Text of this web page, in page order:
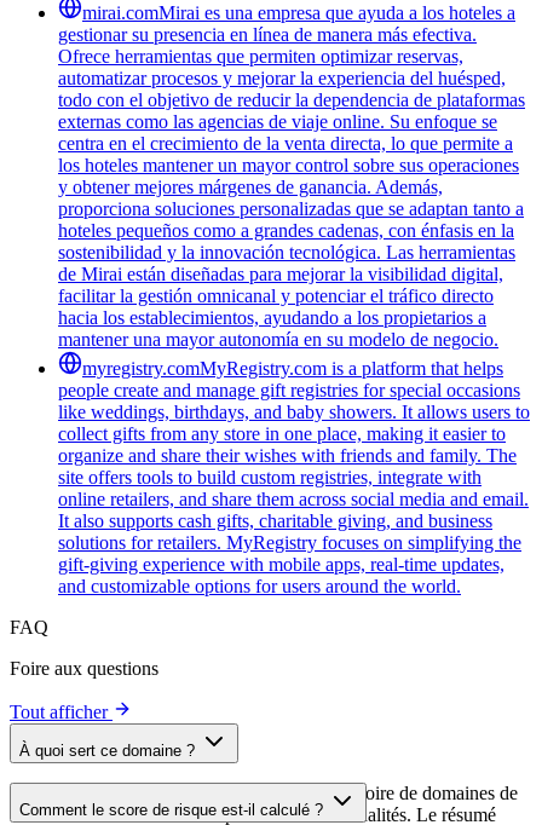
mirai.comMirai es una empresa que ayuda a los hoteles a
gestionar su presencia en línea de manera más efectiva.
Ofrece herramientas que permiten optimizar reservas,
automatizar procesos y mejorar la experiencia del huésped,
todo con el objetivo de reducir la dependencia de plataformas
externas como las agencias de viaje online. Su enfoque se
centra en el crecimiento de la venta directa, lo que permite a
los hoteles mantener un mayor control sobre sus operaciones
y obtener mejores márgenes de ganancia. Además,
proporciona soluciones personalizadas que se adaptan tanto a
hoteles pequeños como a grandes cadenas, con énfasis en la
sostenibilidad y la innovación tecnológica. Las herramientas
de Mirai están diseñadas para mejorar la visibilidad digital,
facilitar la gestión omnicanal y potenciar el tráfico directo
hacia los establecimientos, ayudando a los propietarios a
mantener una mayor autonomía en su modelo de negocio.
myregistry.comMyRegistry.com is a platform that helps
people create and manage gift registries for special occasions
like weddings, birthdays, and baby showers. It allows users to
collect gifts from any store in one place, making it easier to
organize and share their wishes with friends and family. The
site offers tools to build custom registries, integrate with
online retailers, and share them across social media and email.
It also supports cash gifts, charitable giving, and business
solutions for retailers. MyRegistry focuses on simplifying the
gift-giving experience with mobile apps, real-time updates,
and customizable options for users around the world.
FAQ
Foire aux questions
Tout afficher
À quoi sert ce domaine ?
Ce domaine est analysé dans le cadre du répertoire de domaines de
cside afin d'identifier les scripts tiers et leurs finalités. Le résumé
Comment le score de risque est-il calculé ?